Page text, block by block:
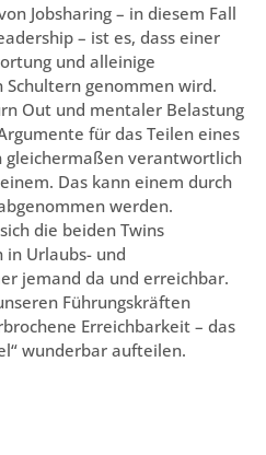
Jobsharing – in diesem Fall
– ist es, dass einer
und alleinige
Schultern genommen wird.
Out und mentaler Belastung
für das Teilen eines
gleichermaßen verantwortlich
Das kann einem durch
werden.
die beiden Twins
in Urlaubs- und
jemand da und erreichbar.
Führungskräften
Erreichbarkeit – das
wunderbar aufteilen.